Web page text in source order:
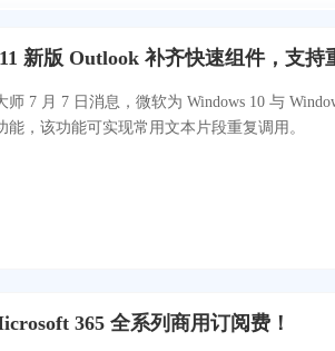
师 7 月 7 日消息，微软为 Windows 10 与
能，该功能可实现常用文本片段重复调用。
365 全系列商用订阅费！